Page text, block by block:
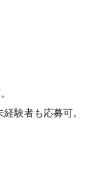
験者も応募可。